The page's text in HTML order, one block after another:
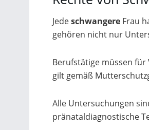
Jedeschwangere Frau
gehören nicht nur
Berufstätige müssen
gilt gemäß
Alle Untersuchungen
pränataldiagnostische